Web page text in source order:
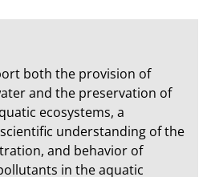
both the provision of
and the preservation of
ecosystems, a
understanding of the
and behavior of
in the aquatic